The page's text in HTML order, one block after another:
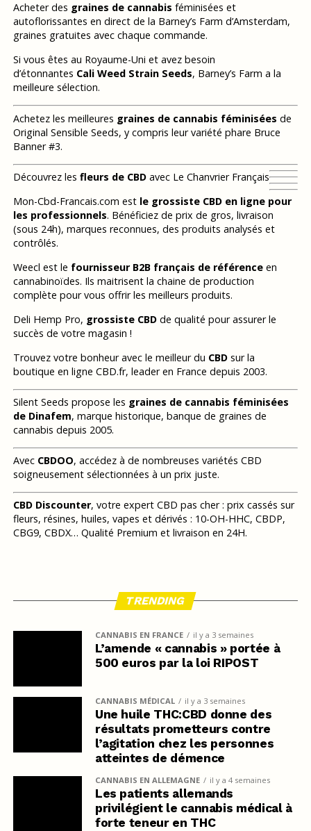
Acheter des graines de cannabis féminisées et
autoflorissantes en direct de la Barney’s Farm d’Amsterdam,
graines gratuites avec chaque commande.
Si vous êtes au Royaume-Uni et avez besoin
d’étonnantes Cali Weed Strain Seeds, Barney’s Farm a la
meilleure sélection.
Achetez les meilleures graines de cannabis féminisées de
Original Sensible Seeds, y compris leur variété phare Bruce
Banner #3.
Découvrez les fleurs de CBDavec Le Chanvrier Français
Mon-Cbd-Francais.com est le grossiste CBD en ligne pour
les professionnels. Bénéficiez de prix de gros, livraison
(sous 24h), marques reconnues, des produits analysés et
contrôlés.
Weecl est le fournisseur B2B français de référenceen
cannabinoïdes. Ils maitrisent la chaine de production
complète pour vous offrir les meilleurs produits.
Deli Hemp Pro, grossiste CBDde qualité pour assurer le
succès de votre magasin !
Trouvez votre bonheur avec le meilleur du CBDsur la
boutique en ligne CBD.fr, leader en France depuis 2003.
Silent Seeds propose les graines de cannabis féminisées
de Dinafem, marque historique, banque de graines de
cannabis depuis 2005.
Avec CBDOO, accédez à de nombreuses variétés CBD
soigneusement sélectionnées à un prix juste.
CBD Discounter, votre expert CBD pas cher : prix cassés sur
fleurs, résines, huiles, vapes et dérivés : 10-OH-HHC, CBDP,
CBG9, CBDX… Qualité Premium et livraison en 24H.
TRENDING
CANNABIS EN FRANCE il y a 3 semaines
L’amende « cannabis » portée à
500 euros par la loi RIPOST
CANNABIS MÉDICAL il y a 3 semaines
Une huile THC:CBD donne des
résultats prometteurs contre
l’agitation chez les personnes
atteintes de démence
CANNABIS EN ALLEMAGNE il y a 4 semaines
Les patients allemands
privilégient le cannabis médical à
forte teneur en THC